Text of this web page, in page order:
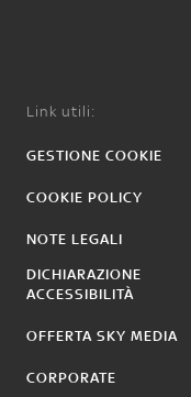
Link utili:
GESTIONE COOKIE
COOKIE POLICY
NOTE LEGALI
DICHIARAZIONE
ACCESSIBILITÀ
OFFERTA SKY MEDIA
CORPORATE